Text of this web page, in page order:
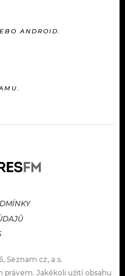
ANDROID.
Seznam.cz, a.s.
právem. Jakékoli užití obsahu